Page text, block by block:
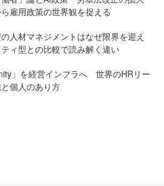
雇用政策の世界観を捉える
人材マネジメントはなぜ限界を迎え
ィ型との比較で読み解く違い
」を経営インフラへ 世界のHRリー
個人のあり方